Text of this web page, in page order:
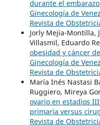
durante el embarazo
Ginecología de
Revista de
Jorly Mejia-Montilla,
Villasmil, Eduardo
obesidad y cáncer
Ginecología de
Revista de
María Inés Nastasi
Ruggiero, Mireya
ovario en estadios
primaria versus
Revista de